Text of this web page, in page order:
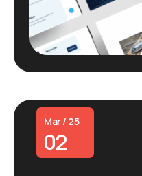
Mar / 25
02